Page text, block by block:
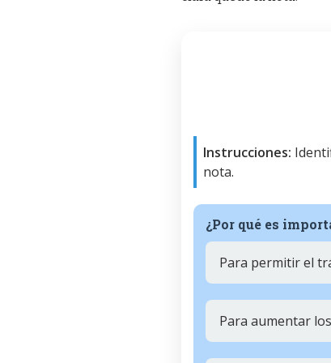
Instrucciones:
nota.
¿Por qué es
Para permitir el
Para aumentar